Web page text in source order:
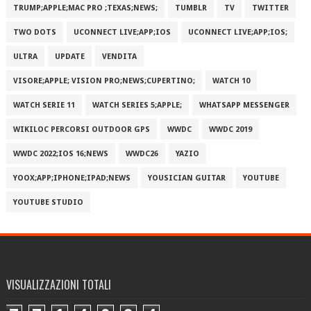
TRUMP;APPLE;MAC PRO ;TEXAS;NEWS; TUMBLR TV TWITTER
TWO DOTS UCONNECT LIVE;APP;IOS UCONNECT LIVE;APP;IOS;
ULTRA UPDATE VENDITA
VISORE;APPLE; VISION PRO;NEWS;CUPERTINO; WATCH 10
WATCH SERIE 11 WATCH SERIES 5;APPLE; WHATSAPP MESSENGER
WIKILOC PERCORSI OUTDOOR GPS WWDC WWDC 2019
WWDC 2022;IOS 16;NEWS WWDC26 YAZIO
YOOX;APP;IPHONE;IPAD;NEWS YOUSICIAN GUITAR YOUTUBE
YOUTUBE STUDIO
VISUALIZZAZIONI TOTALI